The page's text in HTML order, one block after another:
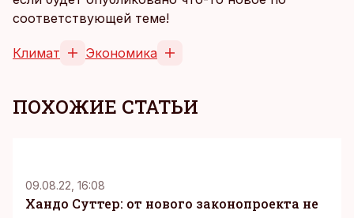
соответствующей теме!
Климат Экономика
ПОХОЖИЕ СТАТЬИ
09.08.22, 16:08
Хандо Суттер: от нового законопроекта не